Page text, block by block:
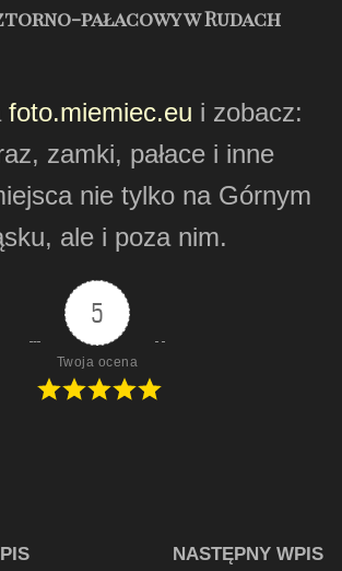
pałacowy w Rudach
foto.miemiec.eu i zobacz:
zamki, pałace i inne
nie tylko na Górnym
ale i poza nim.
5
Twoja ocena
NASTĘPNY WPIS